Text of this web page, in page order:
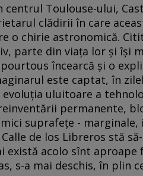
Toulouse-ului,
clădirii în care
o chirie astronomică.
parte din viaţa lor şi îşi
încearcă şi o
este captat, în
uluitoare a
permanente,
suprafeţe -
de los Libreros stă
există acolo sînt aproape
s-a mai deschis, în plin